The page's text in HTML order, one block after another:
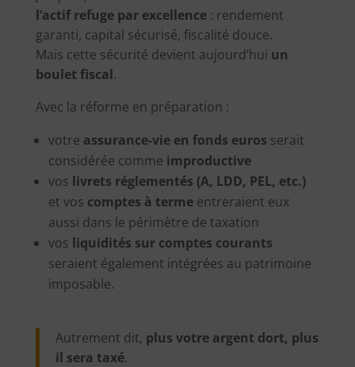
l’actif refuge par excellence: rendement
garanti, capital sécurisé, fiscalité douce.
Mais cette sécurité devient aujourd’hui un
boulet fiscal.
Avec la réforme en préparation :
votre assurance-vie en fonds euros serait
considérée comme improductive
vos livrets réglementés (A, LDD, PEL, etc.)
et vos comptes à termeentreraient eux
aussi dans le périmètre de taxation
vos liquidités sur comptes courants
seraient également intégrées au patrimoine
imposable.
Autrement dit, plus votre argent dort, plus
il sera taxé.